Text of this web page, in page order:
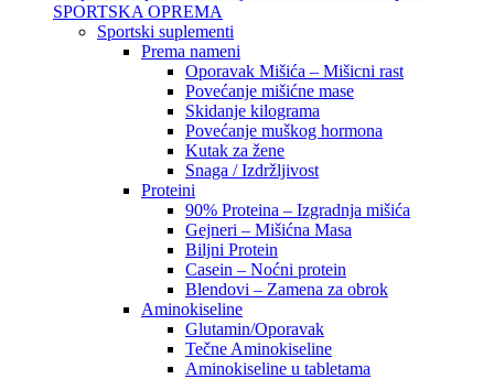
SPORTSKA OPREMA
Sportski suplementi
Prema nameni
Oporavak Mišića – Mišicni rast
Povećanje mišićne mase
Skidanje kilograma
Povećanje muškog hormona
Kutak za žene
Snaga / Izdržljivost
Proteini
90% Proteina – Izgradnja mišića
Gejneri – Mišićna Masa
Biljni Protein
Casein – Noćni protein
Blendovi – Zamena za obrok
Aminokiseline
Glutamin/Oporavak
Tečne Aminokiseline
Aminokiseline u tabletama